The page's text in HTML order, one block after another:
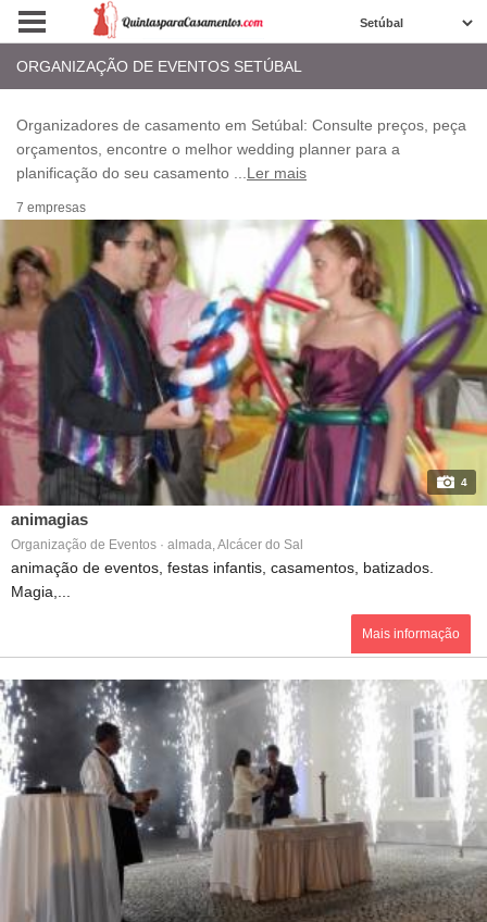
ORGANIZAÇÃO DE EVENTOS SETÚBAL
Organizadores de casamento em Setúbal: Consulte preços, peça
orçamentos, encontre o melhor wedding planner para a
planificação do seu casamento
Ler mais
7 empresas
4
animagias
Organização de Eventos · almada, Alcácer do Sal
animação de eventos, festas infantis, casamentos, batizados.
Magia,...
Mais informação